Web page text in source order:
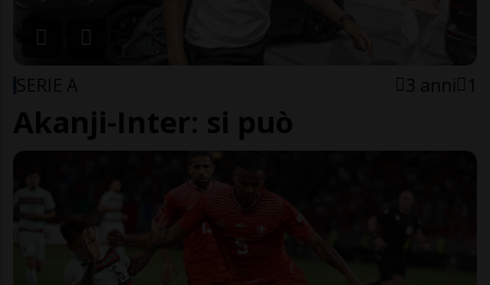
SERIE A 3 anni 1
Akanji-Inter: si può